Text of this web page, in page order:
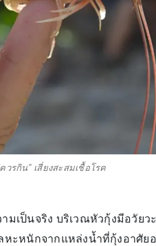
รกิน” เสี่ยงสะสมเชื้อโรค
เป็นจริง บริเวณหัวกุ้งมีอวัยว
หะหนักจากแหล่งน้ำที่กุ้งอาศัย